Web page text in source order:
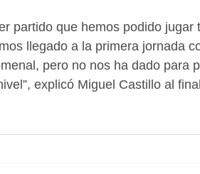
partido que hemos podido
llegado a la primera jornada
pero no nos ha dado para
explicó Miguel Castillo al